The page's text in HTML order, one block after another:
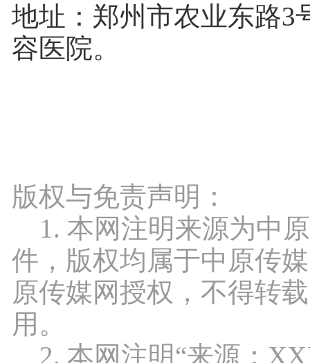
地址：郑州市农业东路3
容医院。
版权与免责声明：
1. 本网注明来源为中
件，版权均属于中原传
原传媒网授权，不得转
用。
2. 本网注明“来源：